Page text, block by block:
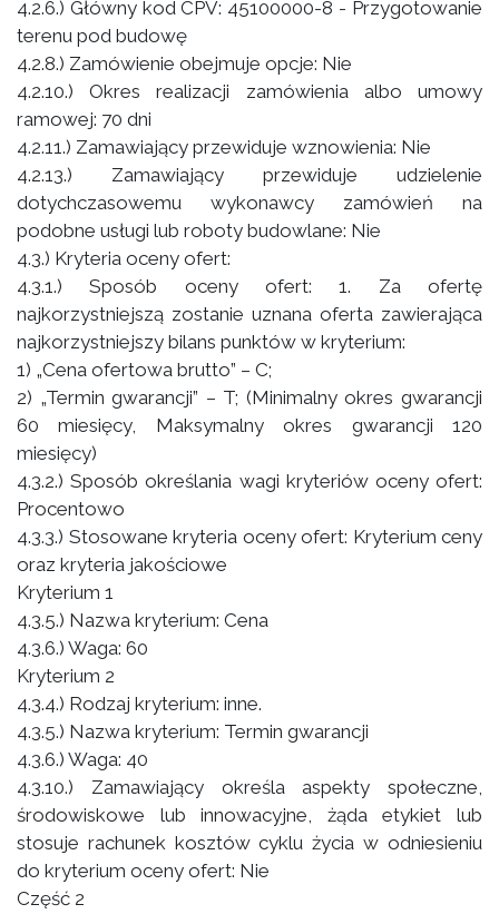
4.2.6.) Główny kod CPV: 45100000-8 - Przygotowanie
terenu pod budowę
4.2.8.) Zamówienie obejmuje opcje: Nie
4.2.10.) Okres realizacji zamówienia albo umowy
ramowej: 70 dni
4.2.11.) Zamawiający przewiduje wznowienia: Nie
4.2.13.) Zamawiający przewiduje udzielenie
dotychczasowemu wykonawcy zamówień na
podobne usługi lub roboty budowlane: Nie
4.3.) Kryteria oceny ofert:
4.3.1.) Sposób oceny ofert: 1. Za ofertę
najkorzystniejszą zostanie uznana oferta zawierająca
najkorzystniejszy bilans punktów w kryterium:
1) „Cena ofertowa brutto” – C;
2) „Termin gwarancji” – T; (Minimalny okres gwarancji
60 miesięcy, Maksymalny okres gwarancji 120
miesięcy)
4.3.2.) Sposób określania wagi kryteriów oceny ofert:
Procentowo
4.3.3.) Stosowane kryteria oceny ofert: Kryterium ceny
oraz kryteria jakościowe
Kryterium 1
4.3.5.) Nazwa kryterium: Cena
4.3.6.) Waga: 60
Kryterium 2
4.3.4.) Rodzaj kryterium: inne.
4.3.5.) Nazwa kryterium: Termin gwarancji
4.3.6.) Waga: 40
4.3.10.) Zamawiający określa aspekty społeczne,
środowiskowe lub innowacyjne, żąda etykiet lub
stosuje rachunek kosztów cyklu życia w odniesieniu
do kryterium oceny ofert: Nie
Część 2